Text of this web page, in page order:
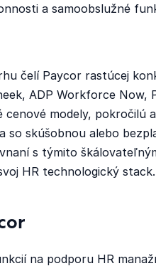
a samoobslužné
čelí Paycor rastúcej
ADP Workforce Now,
modely, pokročilú
so skúšobnou alebo
s týmito
HR technologický stack.
na podporu HR